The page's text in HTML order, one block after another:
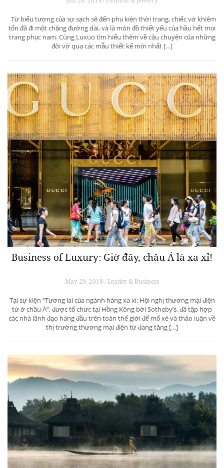
Từ biểu tượng của sự sạch sẽ đến phụ kiện thời trang, chiếc vớ khiêm
tốn đã đi một chặng đường dài, và là món đồ thiết yếu của hầu hết mọi
trang phục nam. Cùng Luxuo tìm hiểu thêm về câu chuyện của những
đôi vớ qua các mẫu thiết kế mới nhất […]
Business of Luxury: Giờ đây, châu Á là xa xỉ!
May 29, 2019 / Leader & Business
Tại sự kiện “Tương lai của ngành hàng xa xỉ: Hội nghị thương mại điện
tử ở châu Á”, được tổ chức tại Hồng Kông bởi Sotheby’s, đã tập hợp
các nhà lãnh đạo hàng đầu trên toàn thế giới để mổ xẻ và thảo luận về
thị trường thương mại điện tử đang tăng […]